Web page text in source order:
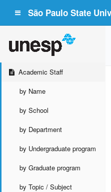
São Paulo State
Academic Staff
by Name
by School
by Department
by Undergraduate program
by Graduate program
by Topic / Subject